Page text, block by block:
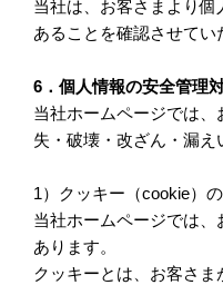
当社は、お客さまより
あることを確認させて
6．個人情報の安全管理
当社ホームページでは
失・破壊・改ざん・漏
1）クッキー（cookie）
当社ホームページでは
あります。
クッキーとは、お客さ